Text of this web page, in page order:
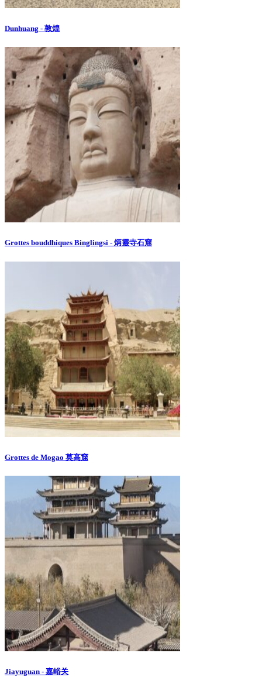
Dunhuang - 敦煌
Grottes bouddhiques Binglingsi - 炳靈寺石窟
Grottes de Mogao 莫高窟
Jiayuguan - 嘉峪关